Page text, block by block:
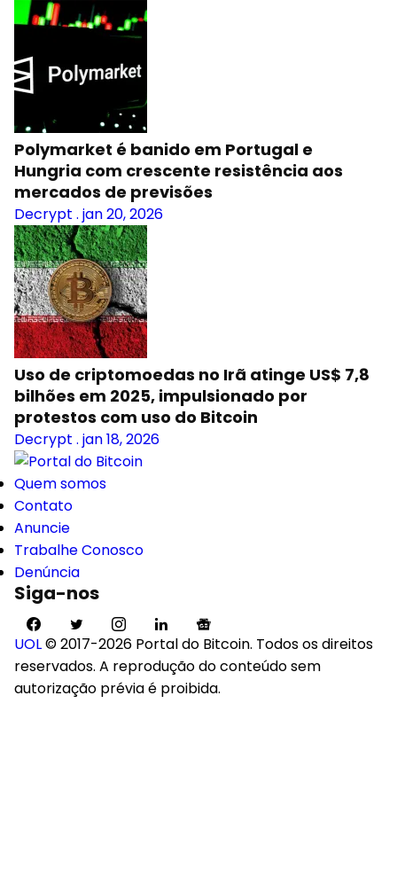
Polymarket é banido em Portugal e
Hungria com crescente resistência aos
mercados de previsões
Decrypt . jan 20, 2026
Uso de criptomoedas no Irã atinge US$ 7,8
bilhões em 2025, impulsionado por
protestos com uso do Bitcoin
Decrypt . jan 18, 2026
Quem somos
Contato
Anuncie
Trabalhe Conosco
Denúncia
Siga-nos
UOL© 2017-2026 Portal do Bitcoin. Todos os direitos
reservados. A reprodução do conteúdo sem
autorização prévia é proibida.